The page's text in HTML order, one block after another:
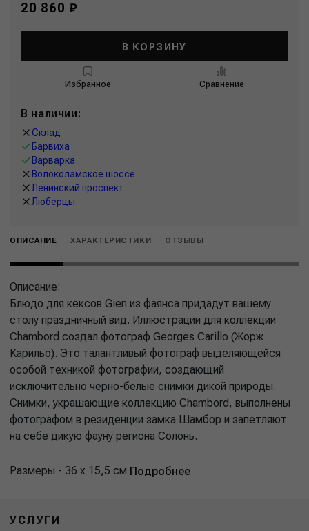
20 860 ₽
В КОРЗИНУ
Избранное Сравнение
В наличии:
Склад
Барвиха
Варварка
Волоколамское шоссе
Ленинский проспект
Люберцы
ОПИСАНИЕ ХАРАКТЕРИСТИКИ ОТЗЫВЫ
Описание:
Блюдо для кексов Gien из фаянса придадут вашему
столу праздничный вид. Иллюстрации для коллекции
Chambord создал фотограф Georges Carillo (Жорж
Карильо). Это талантливый фотограф выделяющейся
особой техникой фотографии, создающий
исключительно черно-белые снимки дикой природы.
Снимки, украшающие коллекцию Chambord, выполнены
фотографом в резиденции замка Шамбор и запетляют
на себе дикую фауну региона Солонь.
Размеры - 36 х 15,5 см Подробнее
УСЛУГИ